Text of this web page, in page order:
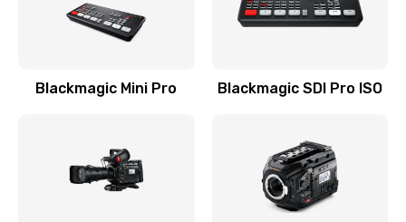
Blackmagic Mini Pro Blackmagic SDI Pro ISO